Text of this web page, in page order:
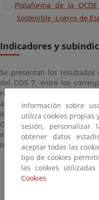
Plataforma de la
Sostenible -Logros de
Indicadores y
Se presentan los
del ODS 7, entre los
Hambre cero; ODS 6: Agua
asequible y no
Infraestructura; ODS 11:
ODS 12: Consumo y
el clima; ODS 14: Vida
terrestres.
* Acceso al informe,
** En cada
adicional sobre su
Información sobre
utiliza cookies propias
sesión, personalizar
obtener datos
aceptar todas las
tipo de cookies
las cookies
Cookies